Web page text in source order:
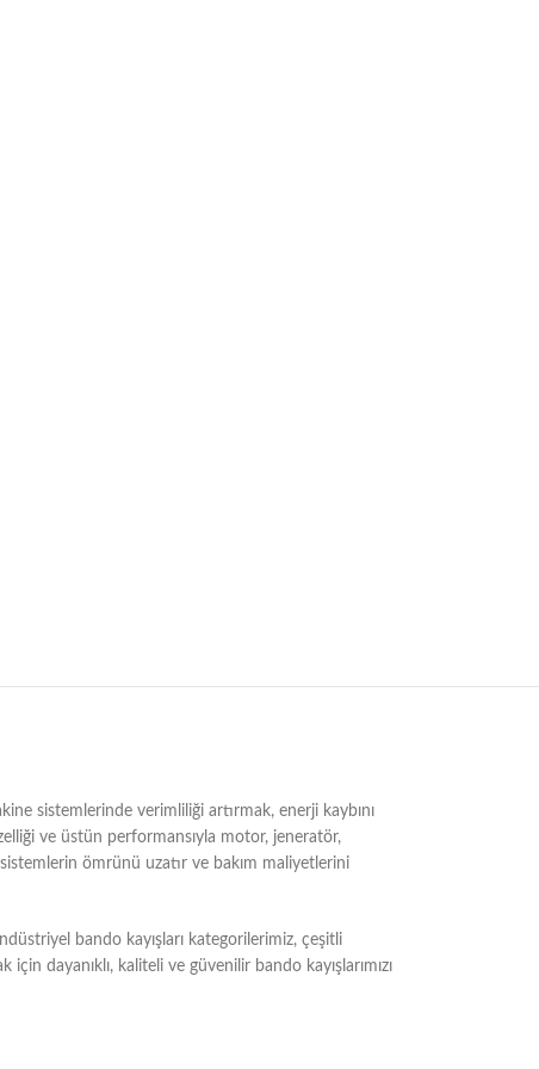
sistemlerinde verimliliği artırmak, enerji kaybını
ve üstün performansıyla motor, jeneratör,
ömrünü uzatır ve bakım maliyetlerini
bando kayışları kategorilerimiz, çeşitli
dayanıklı, kaliteli ve güvenilir bando kayışlarımızı